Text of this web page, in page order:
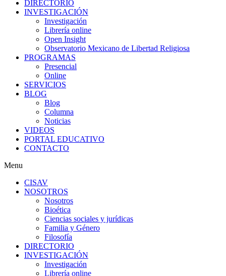
DIRECTORIO
INVESTIGACIÓN
Investigación
Librería online
Open Insight
Observatorio Mexicano de Libertad Religiosa
PROGRAMAS
Presencial
Online
SERVICIOS
BLOG
Blog
Columna
Noticias
VIDEOS
PORTAL EDUCATIVO
CONTACTO
Menu
CISAV
NOSOTROS
Nosotros
Bioética
Ciencias sociales y jurídicas
Familia y Género
Filosofía
DIRECTORIO
INVESTIGACIÓN
Investigación
Librería online